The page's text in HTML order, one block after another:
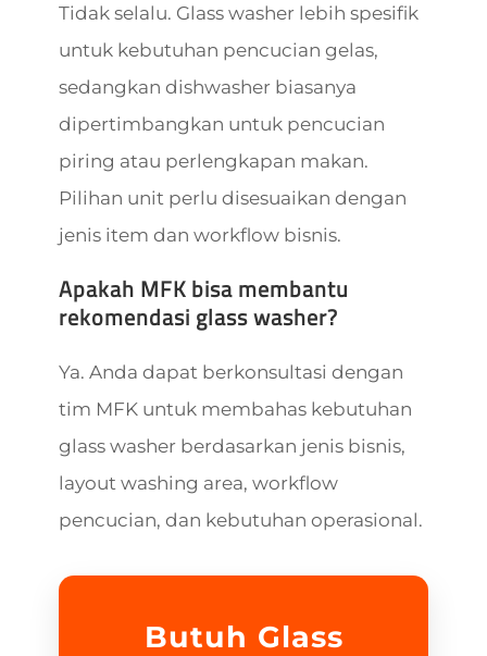
Tidak selalu. Glass washer lebih spesifik
untuk kebutuhan pencucian gelas,
sedangkan dishwasher biasanya
dipertimbangkan untuk pencucian
piring atau perlengkapan makan.
Pilihan unit perlu disesuaikan dengan
jenis item dan workflow bisnis.
Apakah MFK bisa membantu
rekomendasi glass washer?
Ya. Anda dapat berkonsultasi dengan
tim MFK untuk membahas kebutuhan
glass washer berdasarkan jenis bisnis,
layout washing area, workflow
pencucian, dan kebutuhan operasional.
Butuh Glass